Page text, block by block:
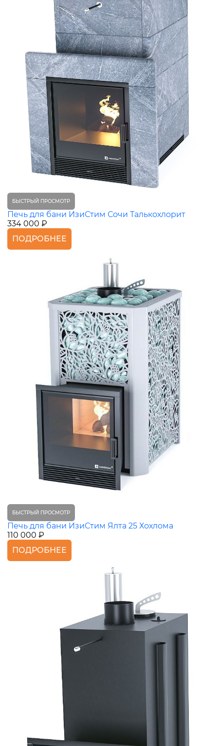
БЫСТРЫЙ ПРОСМОТР
Печь для бани ИзиСтим Сочи Талькохлорит
334 000 ₽
ПОДРОБНЕЕ
БЫСТРЫЙ ПРОСМОТР
Печь для бани ИзиСтим Ялта 25 Хохлома
110 000 ₽
ПОДРОБНЕЕ